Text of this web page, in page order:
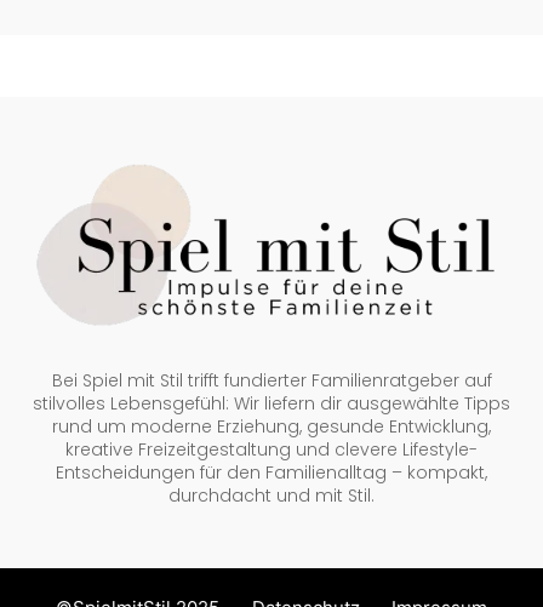
Bei Spiel mit Stil trifft fundierter Familienratgeber auf
stilvolles Lebensgefühl: Wir liefern dir ausgewählte Tipps
rund um moderne Erziehung, gesunde Entwicklung,
kreative Freizeitgestaltung und clevere Lifestyle-
Entscheidungen für den Familienalltag – kompakt,
durchdacht und mit Stil.